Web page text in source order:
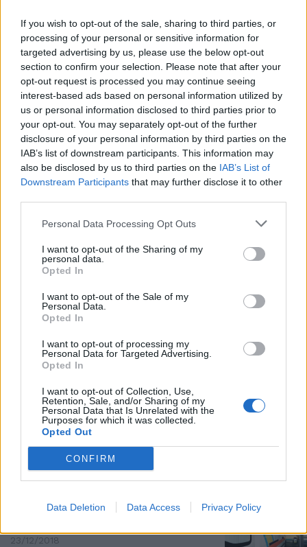
If you wish to opt-out of the sale, sharing to third parties, or
processing of your personal or sensitive information for
targeted advertising by us, please use the below opt-out
section to confirm your selection. Please note that after your
opt-out request is processed you may continue seeing
interest-based ads based on personal information utilized by
us or personal information disclosed to third parties prior to
your opt-out. You may separately opt-out of the further
disclosure of your personal information by third parties on the
IAB’s list of downstream participants. This information may
also be disclosed by us to third parties on the IAB’s List of
Downstream Participants that may further disclose it to other
Personal Data Processing Opt Outs
I want to opt-out of the Sharing of my
personal data.
Opted In
I want to opt-out of the Sale of my
Personal Data.
Opted In
I want to opt-out of processing my
Personal Data for Targeted Advertising.
Opted In
I want to opt-out of Collection, Use,
Retention, Sale, and/or Sharing of my
Personal Data that Is Unrelated with the
Purposes for which it was collected.
Opted Out
CONFIRM
Data Deletion Data Access Privacy Policy
12/09/2020
Ragazza annega a Riccione dopo
serata con gli amici
04/07/2020
EMERGENZA CORONAVIRUS
Ma il Covid-19 se l'è portata via.
Dramma in Inghilterra
L'INCIDENTE
Tram investe ragazza. Estratta
col carro gru dei vigili del fuoco
Policlinico Umberto I, ragazza si
dà fuoco nello spogliatoio di
ematologia
24/02/2019
TRAGEDIA A VADO LIGURE
Diciottenne si dà fuoco in piazza.
23/12/2018